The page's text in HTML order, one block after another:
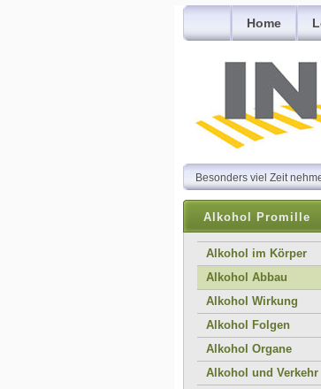
Home
Besonders viel Zeit
Alkohol Promille
Alkohol im Körper
Alkohol Abbau
Alkohol Wirkung
Alkohol Folgen
Alkohol Organe
Alkohol und Verkehr